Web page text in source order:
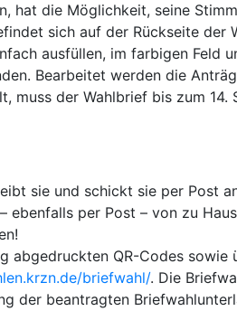
hat die Möglichkeit, seine
sich auf der Rückseite der
ausfüllen, im farbigen Feld
Bearbeitet werden die
muss der Wahlbrief bis zum 14.
sie und schickt sie per Post
per Post – von zu
QR-Codes sowie
briefwahl/. Die
der beantragten